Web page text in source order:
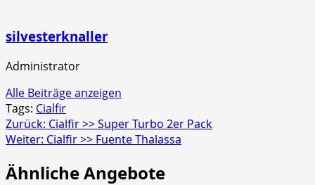
silvesterknaller
Administrator
Alle Beiträge anzeigen
Tags: Cialfir
Beitragsnavigation
Zurück: Cialfir >> Super Turbo 2er Pack
Weiter: Cialfir >> Fuente Thalassa
Ähnliche Angebote